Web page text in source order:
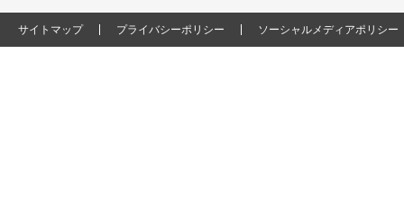
サイトマップ プライバシーポリシー ソーシャルメディアポリシー